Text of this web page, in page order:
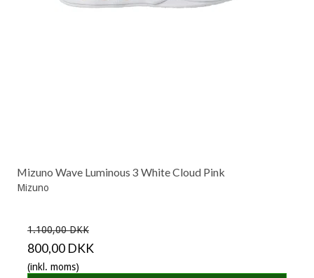
Mizuno Wave Luminous 3 White Cloud Pink
Mizuno
1.100,00 DKK
800,00 DKK
(inkl. moms)